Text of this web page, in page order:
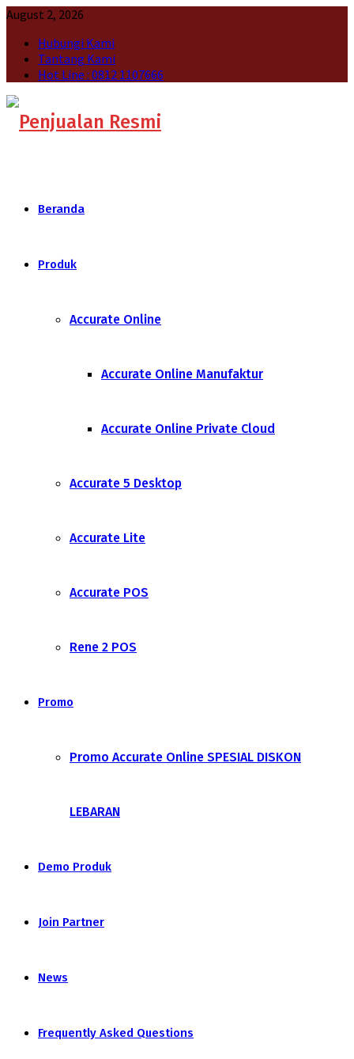
August 2, 2026
Hubungi Kami
Tantang Kami
Hot Line : 0812 1107666
Beranda
Produk
Accurate Online
Accurate Online Manufaktur
Accurate Online Private Cloud
Accurate 5 Desktop
Accurate Lite
Accurate POS
Rene 2 POS
Promo
Promo Accurate Online SPESIAL DISKON
LEBARAN
Demo Produk
Join Partner
News
Frequently Asked Questions